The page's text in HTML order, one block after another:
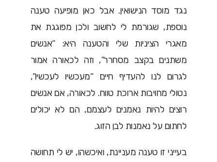
נגד מוסד הנישואין. אבל כאן מופיעה טענה
נוספת, שגורמת לי לחשוב ולכן מפוגגת את
מאגרי הציניות שלי והטענה היא: “אנשים
משתנים בקצב מסחרר”, וזה לכאורה אמור
לגרום לנו להעדיף חיים “מעכשיו לעכשיו”,
נטולי מחויבות ארוכת טווח. לכאורה, אם אנשים
רוצים להיות נאמנים לעצמם, הם לא יכולים
לחתום על נאמנות לבן הזוג.
בעייני זו טענה מעניינת, ואיכשהו, יש לי תחושה